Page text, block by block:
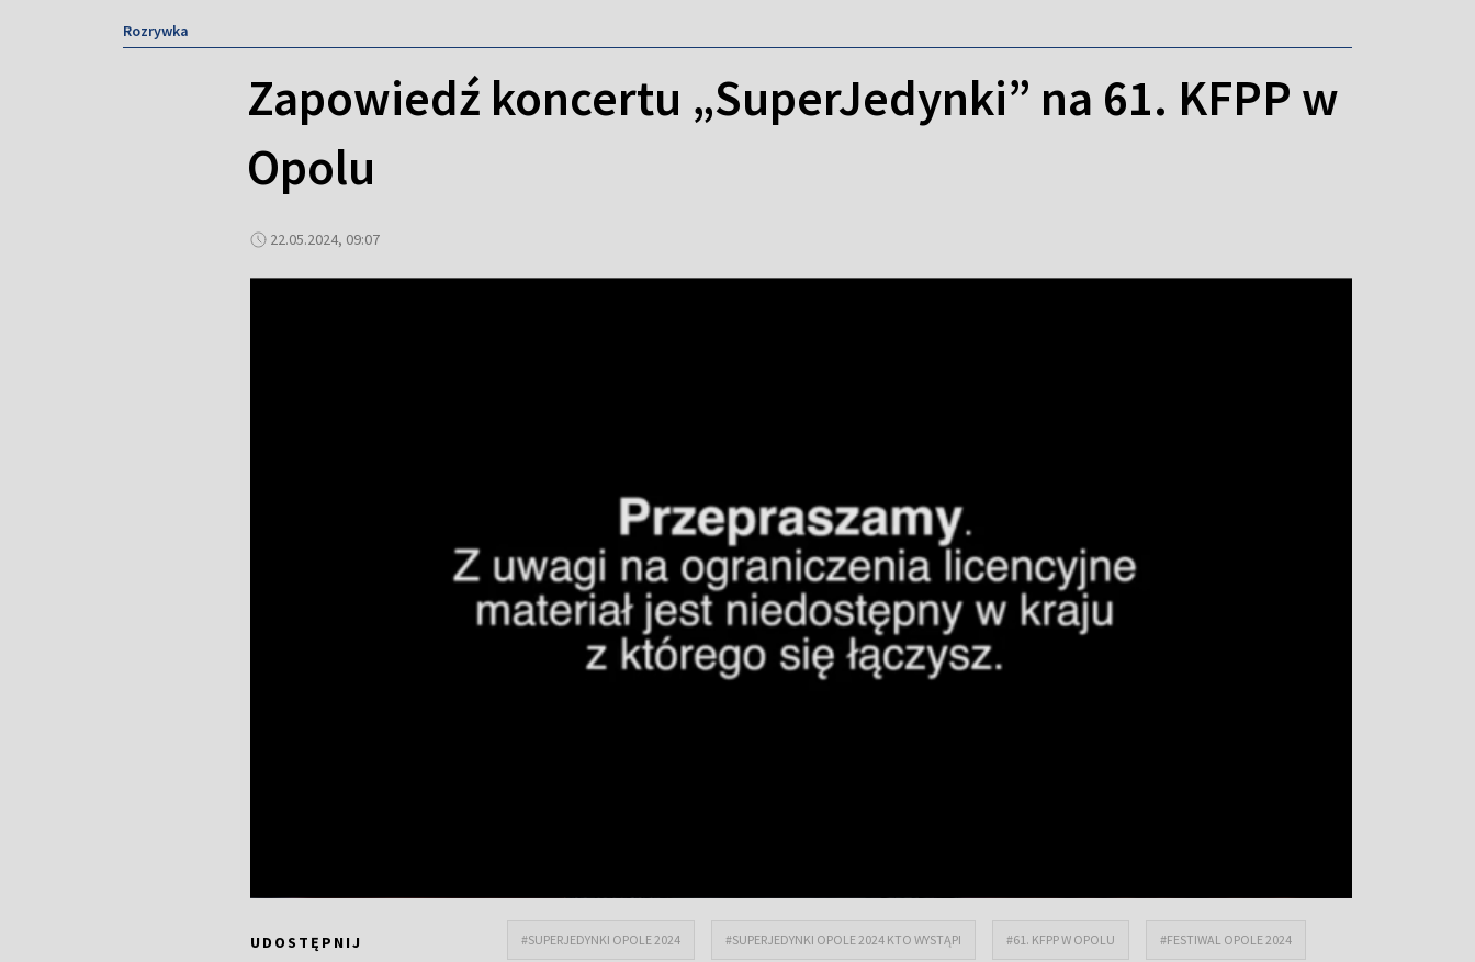
Rozrywka
Zapowiedź koncertu „SuperJedynki” na 61. KFPP w
Opolu
22.05.2024, 09:07
UDOSTĘPNIJ #SUPERJEDYNKI OPOLE 2024 #SUPERJEDYNKI OPOLE 2024 KTO WYSTĄPI #61. KFPP W OPOLU #FESTIWAL OPOLE 2024